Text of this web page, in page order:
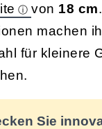
von 18 cm
machen
für kleinere
Sie